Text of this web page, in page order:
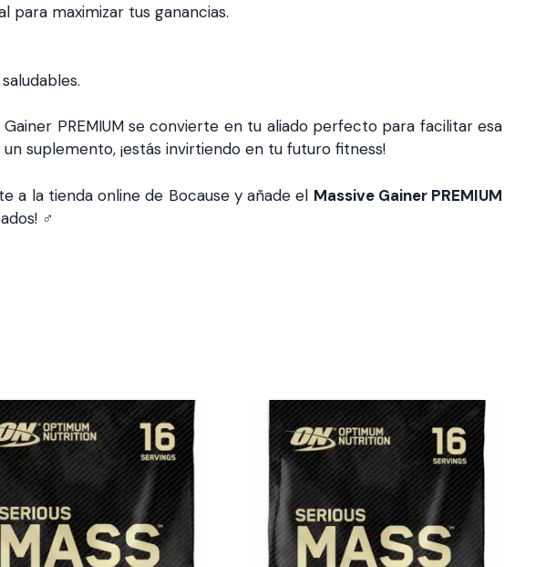
maximizar tus ganancias.
PREMIUM se convierte en tu aliado perfecto para facilitar esa
suplemento, ¡estás invirtiendo en tu futuro fitness!
a la tienda online de Bocause y añade el Massive Gainer PREMIUM
️‍♂️